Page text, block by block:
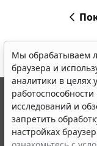
Мы обрабатываем
браузера и
аналитики в целях
работоспособности
исследований и
запретить
настройках
© ООО "НПП
выпускается с
являются
информации ГАРАНТ.